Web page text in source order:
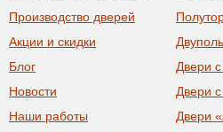
Производство дверей
Акции и скидки
Блог
Новости
Наши работы
Двери
Двери
Двери